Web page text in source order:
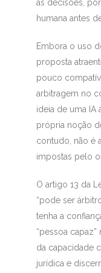
as decisões,
humana antes
Embora o uso
proposta
pouco
arbitragem no
ideia de uma IA
própria noção
contudo, não é
impostas pelo
O artigo 13 da
“pode ser
tenha a
“pessoa
da capacidade
jurídica e